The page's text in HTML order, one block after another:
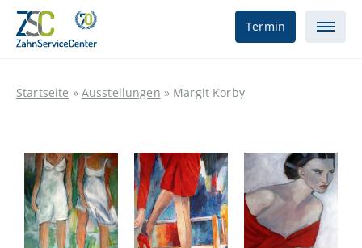
Termin
Startseite » Ausstellungen » Margit Korby